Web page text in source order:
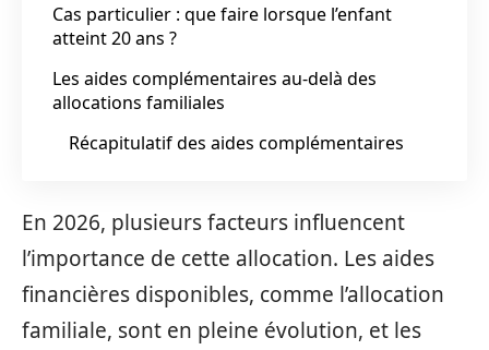
Cas particulier : que faire lorsque l’enfant
atteint 20 ans ?
Les aides complémentaires au-delà des
allocations familiales
Récapitulatif des aides complémentaires
En 2026, plusieurs facteurs influencent
l’importance de cette allocation. Les aides
financières disponibles, comme l’allocation
familiale, sont en pleine évolution, et les